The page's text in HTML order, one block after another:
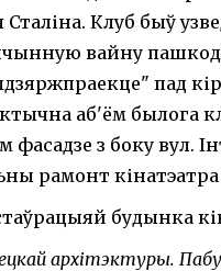
Сталіна. Клуб быў
вайну
пад
аб'ём былога
з боку вул.
рамонт
будынка
архітэктуры.